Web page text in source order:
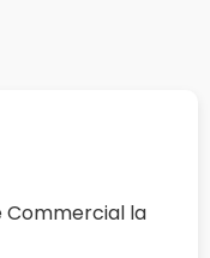
Commercial la